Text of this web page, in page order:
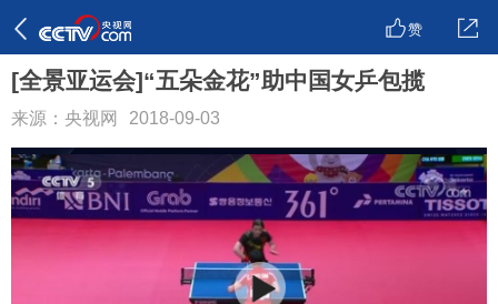
赞
[全景亚运会]“五朵金花”助中国女乒包揽
来源：央视网 2018-09-03